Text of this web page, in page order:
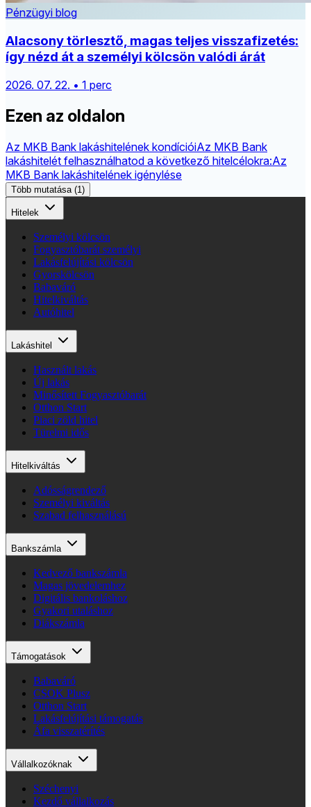
Pénzügyi blog
Alacsony törlesztő, magas teljes visszafizetés:
így nézd át a személyi kölcsön valódi árát
2026. 07. 22. • 1 perc
Ezen az oldalon
Az MKB Bank lakáshitelének kondícióiAz MKB Bank
lakáshitelét felhasználhatod a következő hitelcélokra:Az
MKB Bank lakáshitelének igénylése
Több mutatása (1)
Hitelek
Személyi kölcsön
Fogyasztóbarát személyi
Lakásfelújítási kölcsön
Gyorskölcsön
Babaváró
Hitelkiváltás
Autóhitel
Lakáshitel
Használt lakás
Új lakás
Minősített Fogyasztóbarát
Otthon Start
Piaci zöld hitel
Türelmi idős
Hitelkiváltás
Adósságrendező
Személyi kiváltás
Szabad felhasználású
Bankszámla
Kedvező bankszámla
Magas jövedelemhez
Digitális bankoláshoz
Gyakori utaláshoz
Diákszámla
Támogatások
Babaváró
CSOK Plusz
Otthon Start
Lakásfelújítási támogatás
Áfa visszatérítés
Vállalkozóknak
Széchenyi
Kezdő vállalkozás